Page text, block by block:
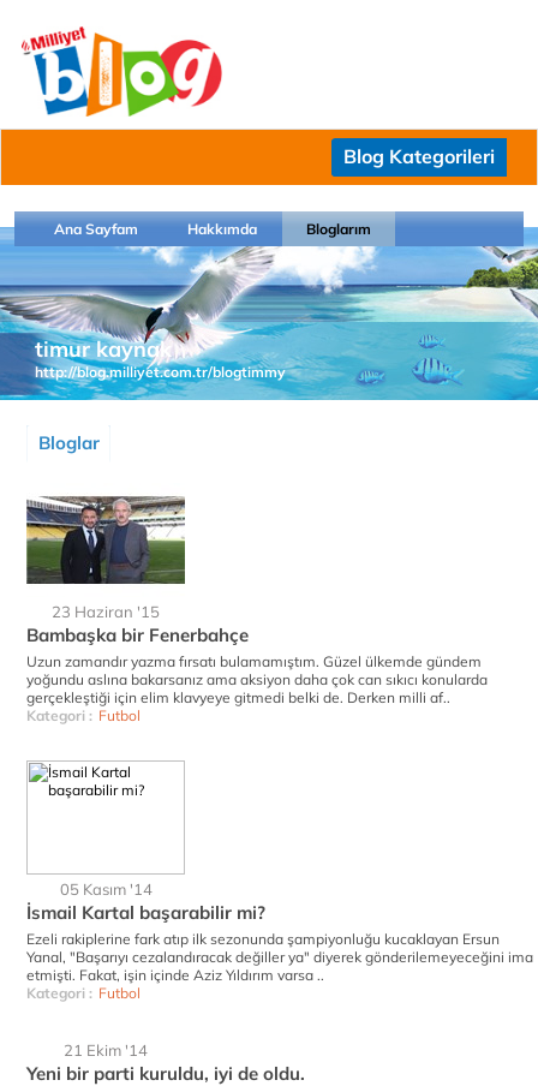
Blog Kategorileri
Ana Sayfam Hakkımda Bloglarım
timur kaynak
http://blog.milliyet.com.tr/blogtimmy
Bloglar
23 Haziran '15
Bambaşka bir Fenerbahçe
Uzun zamandır yazma fırsatı bulamamıştım. Güzel ülkemde gündem
yoğundu aslına bakarsanız ama aksiyon daha çok can sıkıcı konularda
gerçekleştiği için elim klavyeye gitmedi belki de. Derken milli af..
Kategori : Futbol
05 Kasım '14
İsmail Kartal başarabilir mi?
Ezeli rakiplerine fark atıp ilk sezonunda şampiyonluğu kucaklayan Ersun
Yanal, "Başarıyı cezalandıracak değiller ya" diyerek gönderilemeyeceğini ima
etmişti. Fakat, işin içinde Aziz Yıldırım varsa ..
Kategori : Futbol
21 Ekim '14
Yeni bir parti kuruldu, iyi de oldu.